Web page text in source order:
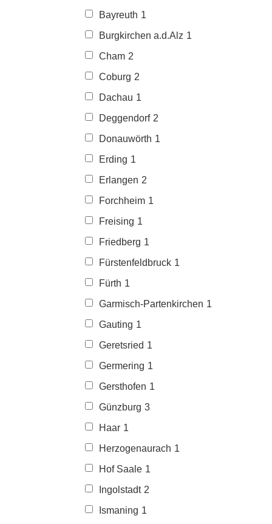
Bayreuth 1
Burgkirchen a.d.Alz 1
Cham 2
Coburg 2
Dachau 1
Deggendorf 2
Donauwörth 1
Erding 1
Erlangen 2
Forchheim 1
Freising 1
Friedberg 1
Fürstenfeldbruck 1
Fürth 1
Garmisch-Partenkirchen 1
Gauting 1
Geretsried 1
Germering 1
Gersthofen 1
Günzburg 3
Haar 1
Herzogenaurach 1
Hof Saale 1
Ingolstadt 2
Ismaning 1